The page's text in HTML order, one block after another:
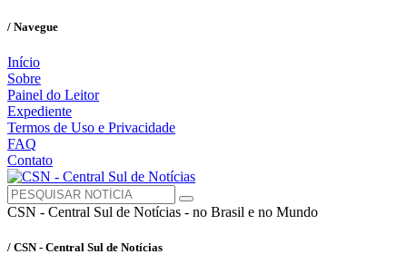
/ Navegue
Início
Sobre
Painel do Leitor
Expediente
Termos de Uso e Privacidade
FAQ
Contato
CSN - Central Sul de Notícias - no Brasil e no Mundo
/ CSN - Central Sul de Notícias